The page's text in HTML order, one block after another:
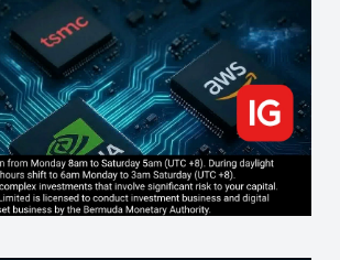
19
model forecasts tamper-evident (and why it
17
頭爭定義權
16